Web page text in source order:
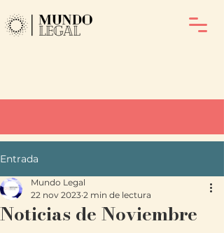
Entrada
Noticias de Noviembre
Mundo Legal
22 nov 2023 2 min de lectura